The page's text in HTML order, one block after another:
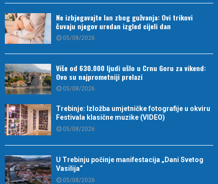
Ne izbjegavajte lan zbog gužvanja: Ovi trikovi
čuvaju njegov uredan izgled cijeli dan
05/08/2026
Više od 630.000 ljudi ušlo u Crnu Goru za vikend:
Ovo su najprometniji prelazi
05/08/2026
Trebinje: Izložba umjetničke fotografije u okviru
Festivala klasične muzike (VIDEO)
05/08/2026
U Trebinju počinje manifestacija „Dani Svetog
Vasilija“
05/08/2026